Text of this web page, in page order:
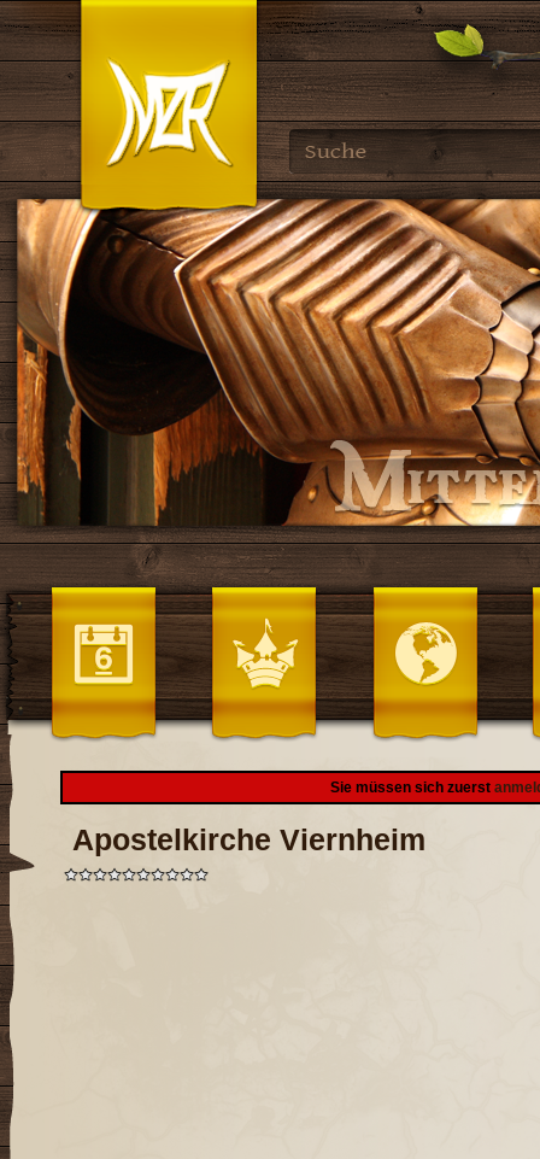
Sie müssen sich zuerst
Apostelkirche Viernheim